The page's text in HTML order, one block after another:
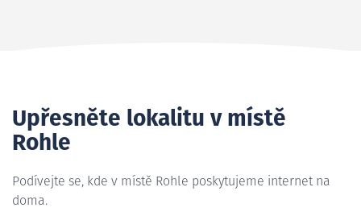
Upřesněte lokalitu v místě
Rohle
Podívejte se, kde v místě Rohle poskytujeme internet na
doma.